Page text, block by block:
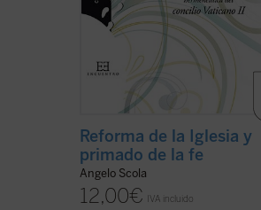
Reforma de la Iglesia y
primado de la fe
Angelo Scola
12,00€ IVA incluido